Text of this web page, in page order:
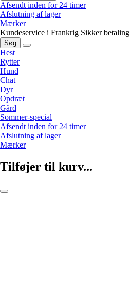
Afsendt inden for 24 timer
Afslutning af lager
Mærker
Kundeservice i Frankrig Sikker betaling
Søg
Hest
Rytter
Hund
Chat
Dyr
Opdræt
Gård
Sommer-special
Afsendt inden for 24 timer
Afslutning af lager
Mærker
Tilføjer til kurv...